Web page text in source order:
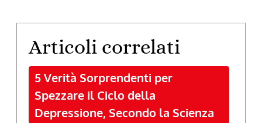
Articoli correlati
5 Verità Sorprendenti per
Spezzare il Ciclo della
Depressione, Secondo la Scienza